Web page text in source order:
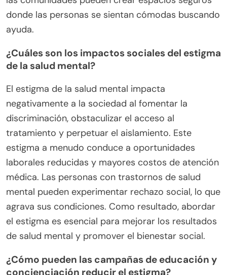
crucial en la reducción del estigma. Una mayor
conciencia puede llevar a una mejor comprensión
de los trastornos raros, promoviendo la empatía y
el apoyo dentro de las comunidades.
¿Cómo podemos superar
efectivamente el estigma
asociado con la salud mental?
Para superar efectivamente el estigma asociado
con la salud mental, la educación y el diálogo
abierto son esenciales. Aumentar la conciencia
sobre los trastornos de salud mental ayuda a
disipar mitos y conceptos erróneos. Participar en
conversaciones puede promover la empatía y la
La defensa de los recursos de salud mental